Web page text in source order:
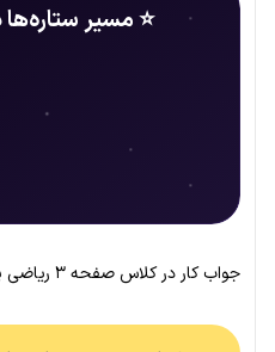
⭐ مسیر
جواب کار در کلاس صفحه ۳ ریاضی پنجم